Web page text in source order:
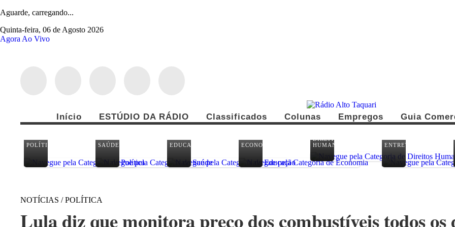
Aguarde, carregando...
Quinta-feira, 06 de Agosto 2026
Agora Ao Vivo
Início ESTÚDIO DA RÁDIO Classificados Colunas Empregos Guia
POLÍTICA SAÚDE EDUCAÇÃO ECONOMIA
DIREITOS
HUMANOS
ENTRETENIMENTO
NOTÍCIAS / POLÍTICA
Lula diz que monitora preço dos combustíveis todos os